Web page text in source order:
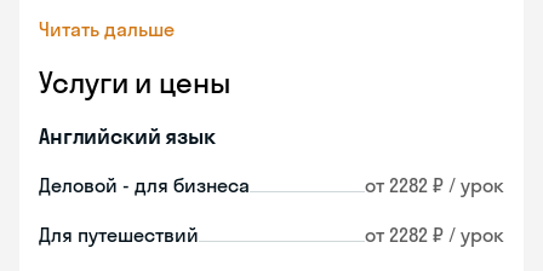
Читать дальше
Услуги и цены
Английский язык
Деловой - для бизнеса от 2282 ₽ / урок
Для путешествий от 2282 ₽ / урок